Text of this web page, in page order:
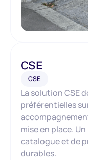
CSE
CSE
La solution CSE
préférentielles
mise en place.
catalogue et de
durables.